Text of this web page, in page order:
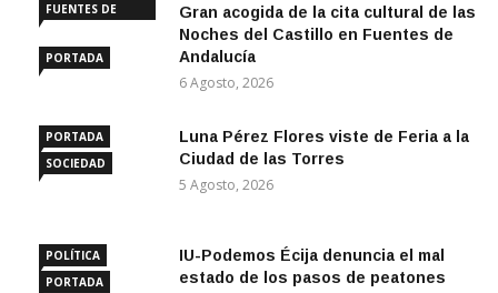
FUENTES DE
PORTADA
Gran acogida de la cita cultural de las
Noches del Castillo en Fuentes de
Andalucía
6 Agosto, 2026
PORTADA
SOCIEDAD
Luna Pérez Flores viste de Feria a la
Ciudad de las Torres
5 Agosto, 2026
POLÍTICA
PORTADA
IU-Podemos Écija denuncia el mal
estado de los pasos de peatones